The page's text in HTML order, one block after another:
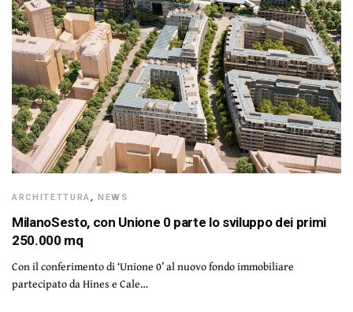
ARCHITETTURA,NEWS
MilanoSesto, con Unione 0 parte lo sviluppo dei primi
250.000 mq
Con il conferimento di ‘Unione 0’ al nuovo fondo immobiliare
partecipato da Hines e Cale…